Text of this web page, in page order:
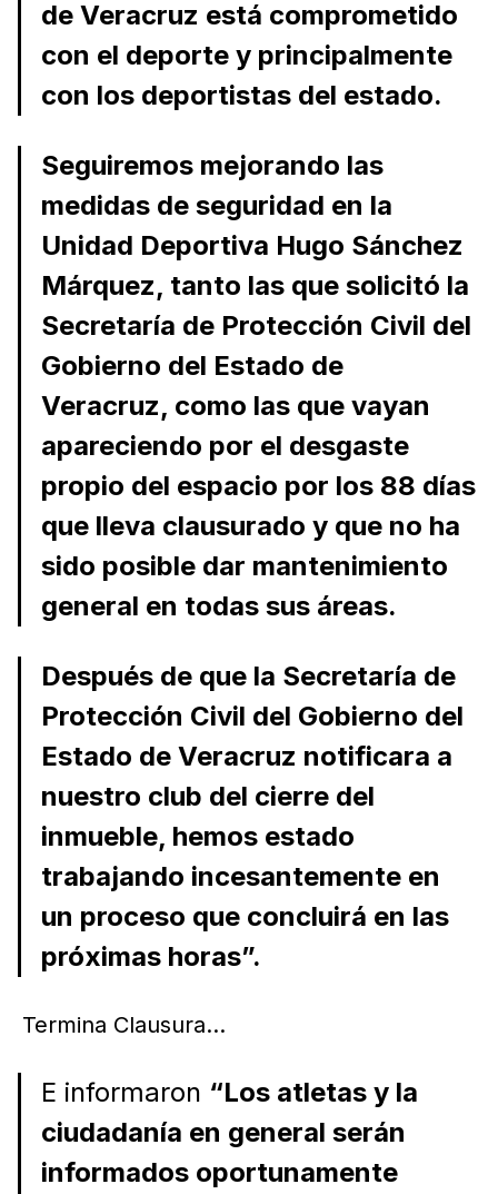
de Veracruz está comprometido
con el deporte y principalmente
con los deportistas del estado.
Seguiremos mejorando las
medidas de seguridad en la
Unidad Deportiva Hugo Sánchez
Márquez, tanto las que solicitó la
Secretaría de Protección Civil del
Gobierno del Estado de
Veracruz, como las que vayan
apareciendo por el desgaste
propio del espacio por los 88 días
que lleva clausurado y que no ha
sido posible dar mantenimiento
general en todas sus áreas.
Después de que la Secretaría de
Protección Civil del Gobierno del
Estado de Veracruz notificara a
nuestro club del cierre del
inmueble, hemos estado
trabajando incesantemente en
un proceso que concluirá en las
próximas horas”.
Termina Clausura...
E informaron “Los atletas y la
ciudadanía en general serán
informados oportunamente